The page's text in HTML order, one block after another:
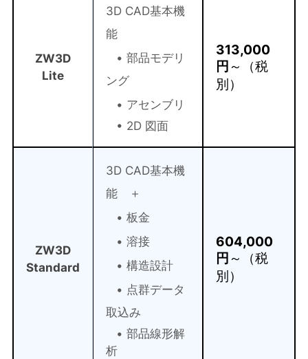
ZW3D
Lite
3D CAD基本機
能
• 部品モデリ
ング
• アセンブリ
• 2D 図面
313,000
円 ～（税
別）
ZW3D
Standard
3D CAD基本機
能 ＋
• 板金
• 溶接
• 構造設計
• 点群データ
取込み
• 部品線形解
析
604,000
円 ～（税
別）